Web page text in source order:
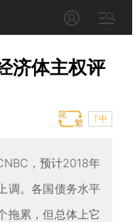
济体主权评
T中
，预计2018年
调。各国债务水平
拖累，但总体上它